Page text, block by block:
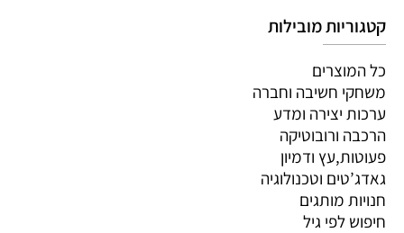
קטגוריות מובילות
כל המוצרים
משחקי חשיבה וחברה
ערכות יצירה ומדע
הרכבה ורובוטיקה
פעוטות,עץ ודמיון
גאדג’טים וטכנולוגיה
חנויות מותגים
חיפוש לפי גיל